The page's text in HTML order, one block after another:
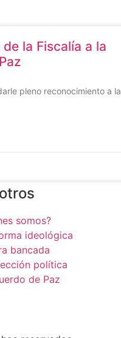
la Fiscalía a la
pleno reconocimiento a la
somos?
ideológica
bancada
política
de Paz